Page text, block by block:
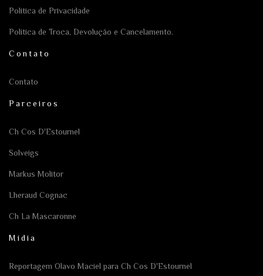
Política de Privacidade
Política de Troca, Devolução e Cancelamento.
Contato
Contato
Parceiros
Ch Cos D'Estournel
Solveigs
Markus Molitor
Lheraud Cognac
Ch La Mascaronne
Mídia
Reportagem Olavo Maciel para Ch Cos D'Estournel